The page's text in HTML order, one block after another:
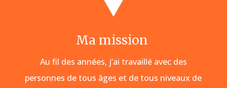
Ma mission
Au fil des années, j’ai travaillé avec des
personnes de tous âges et de tous niveaux de